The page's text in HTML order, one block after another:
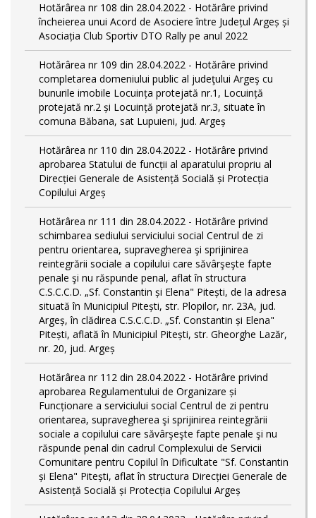
Hotărârea nr 108 din 28.04.2022 - Hotărâre privind
încheierea unui Acord de Asociere între Județul Argeș și
Asociația Club Sportiv DTO Rally pe anul 2022
Hotărârea nr 109 din 28.04.2022 - Hotărâre privind
completarea domeniului public al judeţului Argeş cu
bunurile imobile Locuința protejată nr.1, Locuință
protejată nr.2 și Locuință protejată nr.3, situate în
comuna Băbana, sat Lupuieni, jud. Argeș
Hotărârea nr 110 din 28.04.2022 - Hotărâre privind
aprobarea Statului de funcții al aparatului propriu al
Direcției Generale de Asistență Socială și Protecția
Copilului Argeș
Hotărârea nr 111 din 28.04.2022 - Hotărâre privind
schimbarea sediului serviciului social Centrul de zi
pentru orientarea, supravegherea şi sprijinirea
reintegrării sociale a copilului care săvârşeşte fapte
penale şi nu răspunde penal, aflat în structura
C.S.C.C.D. „Sf. Constantin și Elena" Pitești, de la adresa
situată în Municipiul Pitești, str. Plopilor, nr. 23A, jud.
Argeș, în clădirea C.S.C.C.D. „Sf. Constantin și Elena"
Pitești, aflată în Municipiul Pitești, str. Gheorghe Lazăr,
nr. 20, jud. Argeș
Hotărârea nr 112 din 28.04.2022 - Hotărâre privind
aprobarea Regulamentului de Organizare și
Funcționare a serviciului social Centrul de zi pentru
orientarea, supravegherea şi sprijinirea reintegrării
sociale a copilului care săvârşeşte fapte penale şi nu
răspunde penal din cadrul Complexului de Servicii
Comunitare pentru Copilul în Dificultate "Sf. Constantin
și Elena" Pitești, aflat în structura Direcției Generale de
Asistență Socială și Protecția Copilului Argeș